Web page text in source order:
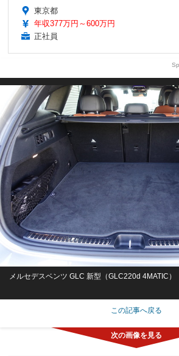
東京都
年収377万円～600万円
正社員
メルセデスベンツ GLC 新型（GLC220d 4MATIC）
この記事へ戻る